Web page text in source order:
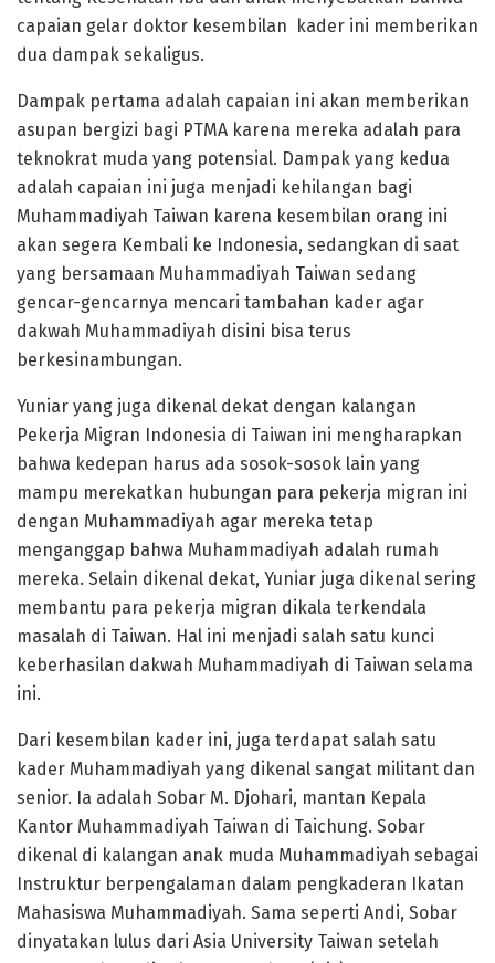
capaian gelar doktor kesembilan kader ini memberikan
dua dampak sekaligus.
Dampak pertama adalah capaian ini akan memberikan
asupan bergizi bagi PTMA karena mereka adalah para
teknokrat muda yang potensial. Dampak yang kedua
adalah capaian ini juga menjadi kehilangan bagi
Muhammadiyah Taiwan karena kesembilan orang ini
akan segera Kembali ke Indonesia, sedangkan di saat
yang bersamaan Muhammadiyah Taiwan sedang
gencar-gencarnya mencari tambahan kader agar
dakwah Muhammadiyah disini bisa terus
berkesinambungan.
Yuniar yang juga dikenal dekat dengan kalangan
Pekerja Migran Indonesia di Taiwan ini mengharapkan
bahwa kedepan harus ada sosok-sosok lain yang
mampu merekatkan hubungan para pekerja migran ini
dengan Muhammadiyah agar mereka tetap
menganggap bahwa Muhammadiyah adalah rumah
mereka. Selain dikenal dekat, Yuniar juga dikenal sering
membantu para pekerja migran dikala terkendala
masalah di Taiwan. Hal ini menjadi salah satu kunci
keberhasilan dakwah Muhammadiyah di Taiwan selama
ini.
Dari kesembilan kader ini, juga terdapat salah satu
kader Muhammadiyah yang dikenal sangat militant dan
senior. Ia adalah Sobar M. Djohari, mantan Kepala
Kantor Muhammadiyah Taiwan di Taichung. Sobar
dikenal di kalangan anak muda Muhammadiyah sebagai
Instruktur berpengalaman dalam pengkaderan Ikatan
Mahasiswa Muhammadiyah. Sama seperti Andi, Sobar
dinyatakan lulus dari Asia University Taiwan setelah